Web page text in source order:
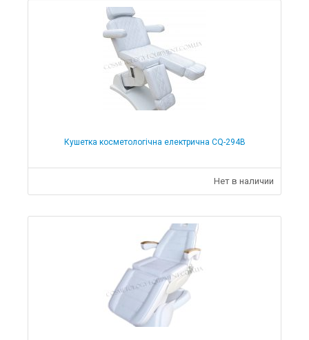
Кушетка косметологічна електрична CQ-294B
Нет в наличии